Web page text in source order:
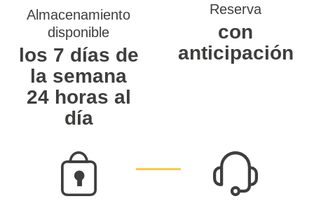
Almacenamiento
disponible
los 7 días de
la semana
24 horas al
día
Reserva
con
anticipación